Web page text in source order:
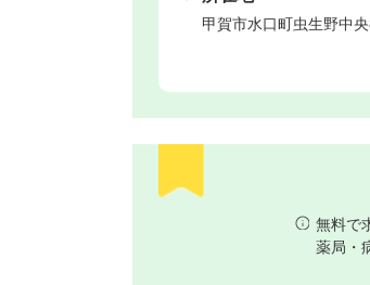
甲賀市水口町虫生野中
無料で
薬局・